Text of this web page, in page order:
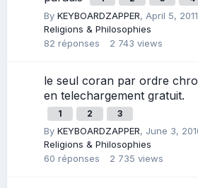
By KEYBOARDZAPPER, April 5, 2011
Religions & Philosophies
82 réponses 2 743 views
le seul coran par ordre
en telechargement gratuit.
1 2 3
By KEYBOARDZAPPER, June 3,
Religions & Philosophies
60 réponses 2 735 views